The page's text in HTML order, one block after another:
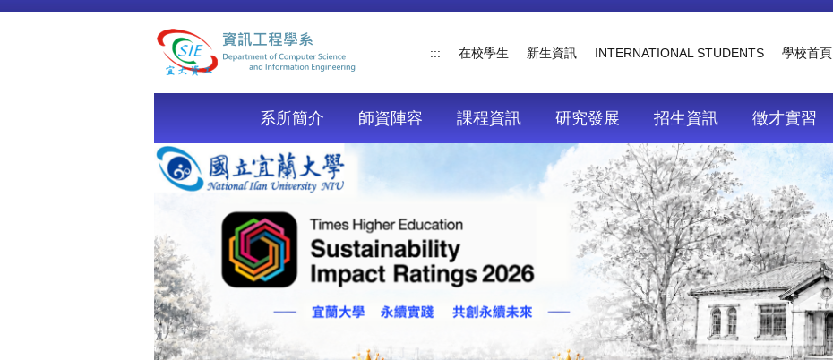
跳
::: 在校學生 新生資訊 INTERNATIONAL STUDENTS 學校首頁
系所簡介 師資陣容 課程資訊 研究發展 招生資訊 徵才實習